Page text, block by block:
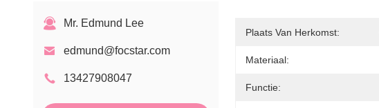
Mr. Edmund Lee
edmund@focstar.com
13427908047
Plaats Van Herkomst:
Materiaal:
Functie: